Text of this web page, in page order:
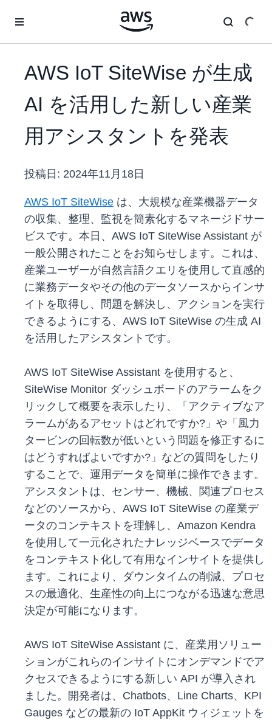
AWS IoT SiteWise が生成
AI を活用した新しい産業
用アシスタントを発表
投稿日: 2024年11月18日
AWS IoT SiteWise は、大規模な産業機器データ
の収集、整理、監視を簡素化するマネージドサー
ビスです。本日、AWS IoT SiteWise Assistant が
一般公開されたことをお知らせします。これは、
産業ユーザーが自然言語クエリを使用して直感的
に業務データやその他のデータソースからインサ
イトを取得し、問題を解決し、アクションを実行
できるようにする、AWS IoT SiteWise の生成 AI
を活用したアシスタントです。
AWS IoT SiteWise Assistant を使用すると、
SiteWise Monitor ダッシュボードのアラームをク
リックして概要を表示したり、「アクティブなア
ラームがあるアセットはどれですか?」や「風力
タービンの回転数が低いという問題を修正するに
はどうすればよいですか?」などの質問をしたり
することで、運用データを簡単に操作できます。
アシスタントは、センサー、機械、関連プロセス
などのソースから、AWS IoT SiteWise の産業デ
ータのコンテキストを理解し、Amazon Kendra
を使用して一元化されたナレッジベースでデータ
をコンテキスト化して有用なインサイトを提供し
ます。これにより、ダウンタイムの削減、プロセ
スの最適化、生産性の向上につながる迅速な意思
決定が可能になります。
AWS IoT SiteWise Assistant に、産業用ソリュー
ションがこれらのインサイトにオンデマンドでア
クセスできるようにする新しい API が導入され
ました。開発者は、Chatbots、Line Charts、KPI
Gauges などの最新の IoT AppKit ウィジェットを